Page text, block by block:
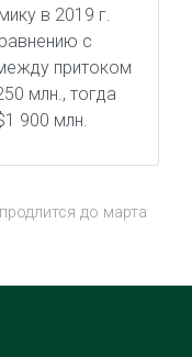
в 2019 г.
с
притоком
млн., тогда
900 млн.
до марта